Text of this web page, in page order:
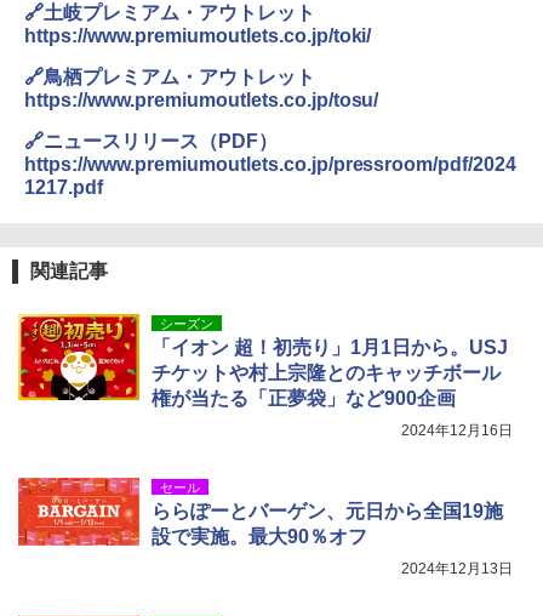
￥15,990
🔗土岐プレミアム・アウトレット
https://www.premiumoutlets.co.jp/toki/
🔗鳥栖プレミアム・アウトレット
https://www.premiumoutlets.co.jp/tosu/
🔗ニュースリリース（PDF）
https://www.premiumoutlets.co.jp/pressroom/pdf/2024
1217.pdf
関連記事
シーズン
「イオン 超！初売り」1月1日から。USJ
チケットや村上宗隆とのキャッチボール
権が当たる「正夢袋」など900企画
2024年12月16日
セール
ららぽーとバーゲン、元日から全国19施
設で実施。最大90％オフ
2024年12月13日